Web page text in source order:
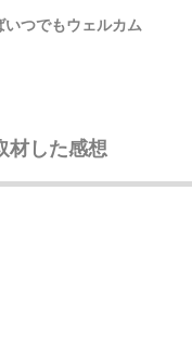
つでもウェルカム
材した感想